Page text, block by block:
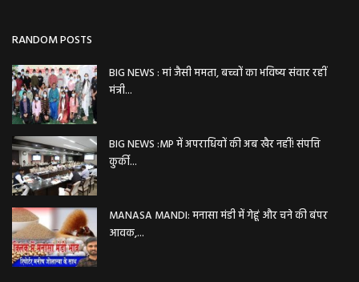
RANDOM POSTS
BIG NEWS : मां जैसी ममता, बच्चों का भविष्य संवार रहीं
मंत्री...
BIG NEWS :MP में अपराधियों की अब खैर नहीं! संपत्ति
कुर्की...
MANASA MANDI: मनासा मंडी में गेहूं और चने की बंपर
आवक,...